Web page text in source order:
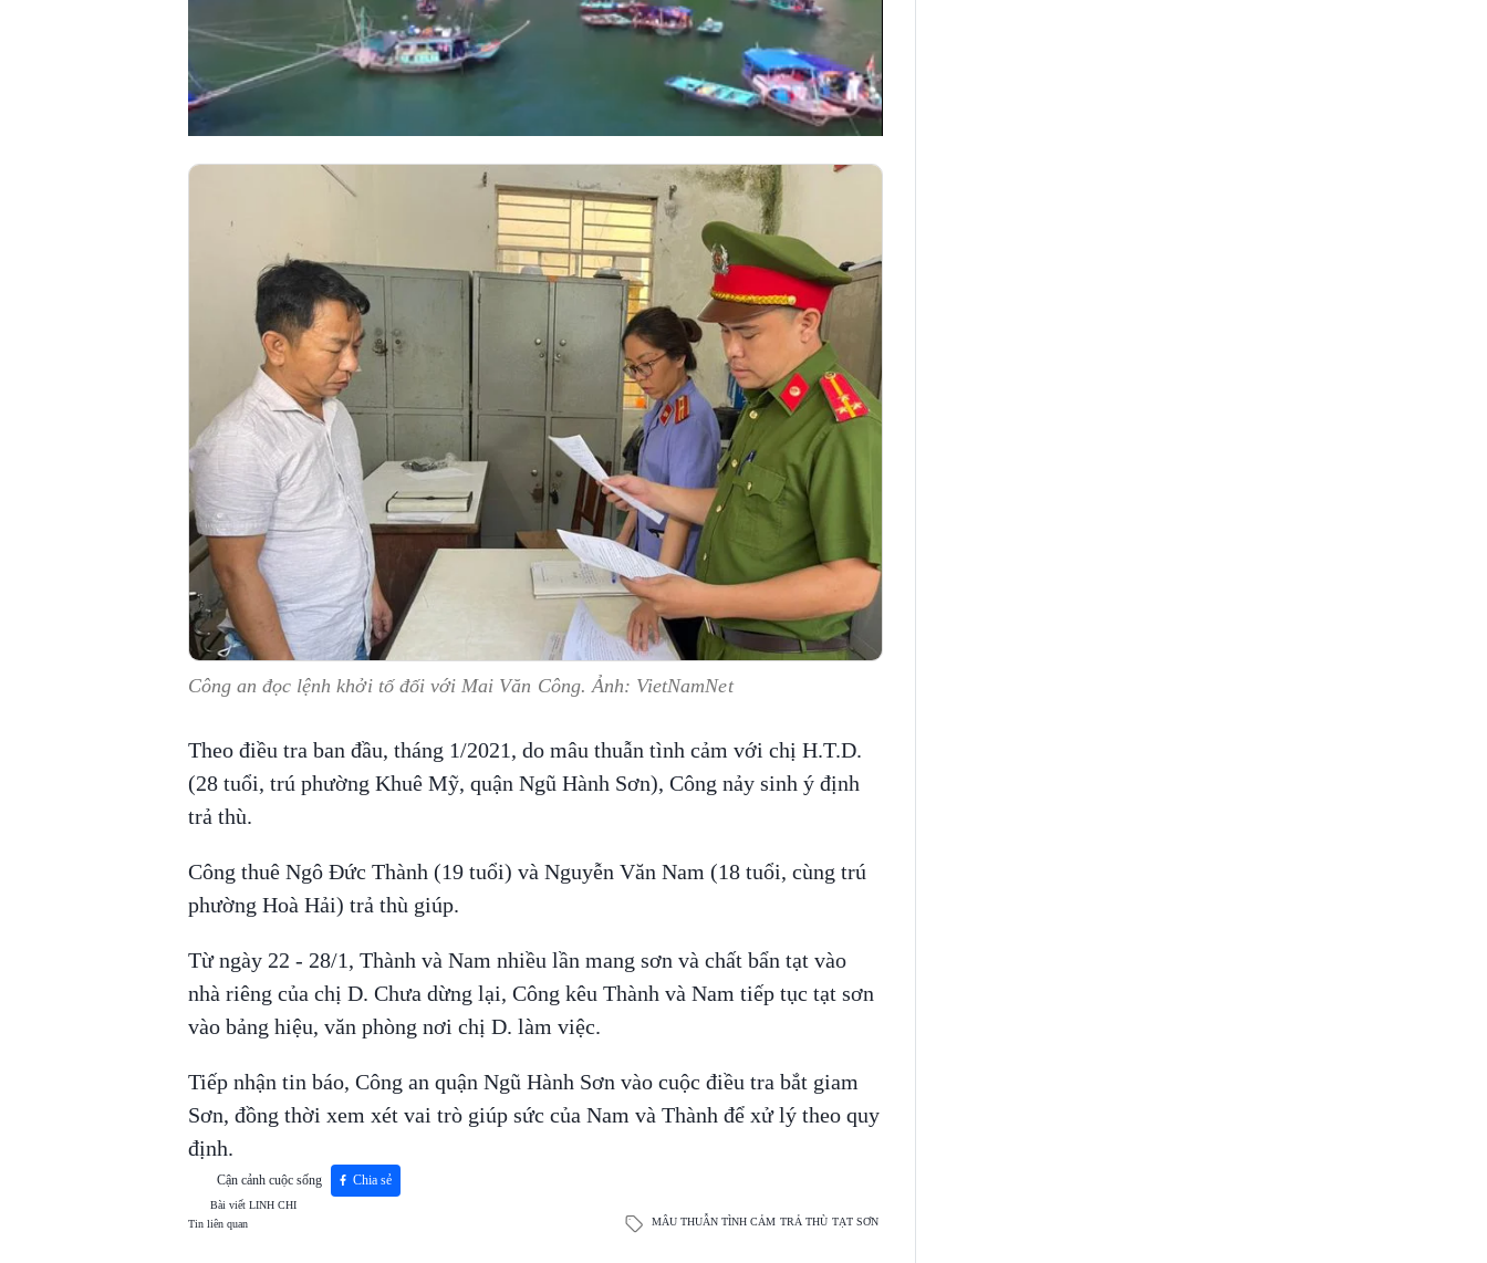
Công an đọc lệnh khởi tố đối với Mai Văn Công. Ảnh: VietNamNet
Theo điều tra ban đầu, tháng 1/2021, do mâu thuẫn tình cảm với chị H.T.D.
(28 tuổi, trú phường Khuê Mỹ, quận Ngũ Hành Sơn), Công nảy sinh ý định
trả thù.
Công thuê Ngô Đức Thành (19 tuổi) và Nguyễn Văn Nam (18 tuổi, cùng trú
phường Hoà Hải) trả thù giúp.
Từ ngày 22 - 28/1, Thành và Nam nhiều lần mang sơn và chất bẩn tạt vào
nhà riêng của chị D. Chưa dừng lại, Công kêu Thành và Nam tiếp tục tạt sơn
vào bảng hiệu, văn phòng nơi chị D. làm việc.
Tiếp nhận tin báo, Công an quận Ngũ Hành Sơn vào cuộc điều tra bắt giam
Sơn, đồng thời xem xét vai trò giúp sức của Nam và Thành để xử lý theo quy
định.
Cận cảnh cuộc sống Chia sẻ
Bài viết LINH CHI
Tin liên quan
MÂU THUẪN TÌNH CẢM TRẢ THÙ TẠT SƠN